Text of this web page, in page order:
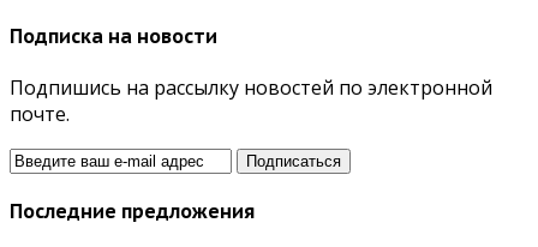
Подписка на новости
Подпишись на рассылку новостей по электронной
почте.
Последние предложения